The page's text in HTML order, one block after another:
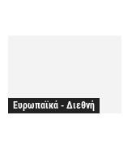
Ευρωπαϊκά - Διεθνή